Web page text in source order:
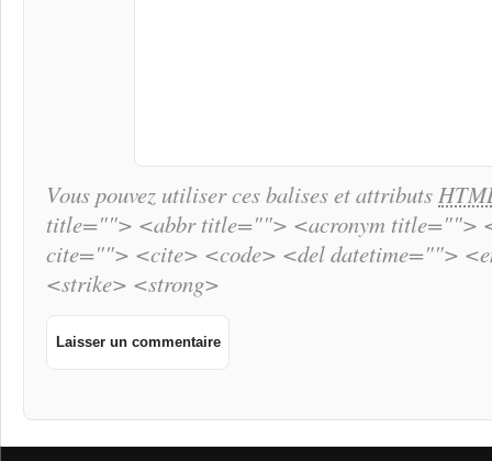
Vous pouvez utiliser ces balises et attributs
title=""> <abbr title=""> <acronym title="">
cite=""> <cite> <code> <del datetime="">
<strike> <strong>